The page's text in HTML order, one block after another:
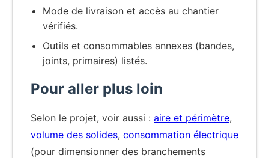
Mode de livraison et accès au chantier
vérifiés.
Outils et consommables annexes (bandes,
joints, primaires) listés.
Pour aller plus loin
Selon le projet, voir aussi : aire et périmètre,
volume des solides, consommation électrique
(pour dimensionner des branchements